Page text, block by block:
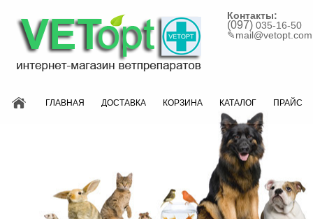
Контакты:
(097) 035-16-50
✎mail@vetopt.com
ГЛАВНАЯ ДОСТАВКА КОРЗИНА КАТАЛОГ ПРАЙС